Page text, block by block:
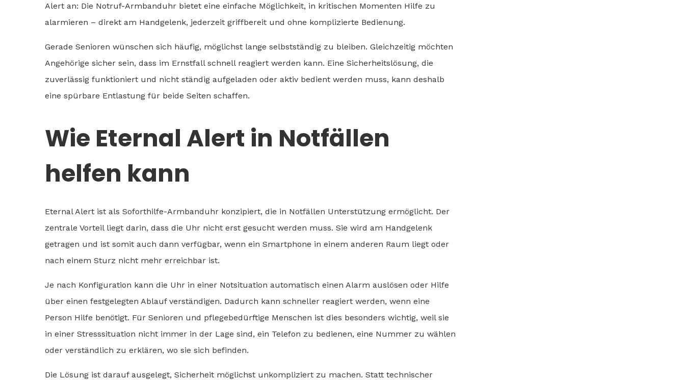
Alert an: Die Notruf-Armbanduhr bietet eine einfache Möglichkeit, in kritischen Momenten Hilfe zu
alarmieren – direkt am Handgelenk, jederzeit griffbereit und ohne komplizierte Bedienung.
Gerade Senioren wünschen sich häufig, möglichst lange selbstständig zu bleiben. Gleichzeitig möchten
Angehörige sicher sein, dass im Ernstfall schnell reagiert werden kann. Eine Sicherheitslösung, die
zuverlässig funktioniert und nicht ständig aufgeladen oder aktiv bedient werden muss, kann deshalb
eine spürbare Entlastung für beide Seiten schaffen.
Wie Eternal Alert in Notfällen
helfen kann
Eternal Alert ist als Soforthilfe-Armbanduhr konzipiert, die in Notfällen Unterstützung ermöglicht. Der
zentrale Vorteil liegt darin, dass die Uhr nicht erst gesucht werden muss. Sie wird am Handgelenk
getragen und ist somit auch dann verfügbar, wenn ein Smartphone in einem anderen Raum liegt oder
nach einem Sturz nicht mehr erreichbar ist.
Je nach Konfiguration kann die Uhr in einer Notsituation automatisch einen Alarm auslösen oder Hilfe
über einen festgelegten Ablauf verständigen. Dadurch kann schneller reagiert werden, wenn eine
Person Hilfe benötigt. Für Senioren und pflegebedürftige Menschen ist dies besonders wichtig, weil sie
in einer Stresssituation nicht immer in der Lage sind, ein Telefon zu bedienen, eine Nummer zu wählen
oder verständlich zu erklären, wo sie sich befinden.
Die Lösung ist darauf ausgelegt, Sicherheit möglichst unkompliziert zu machen. Statt technischer